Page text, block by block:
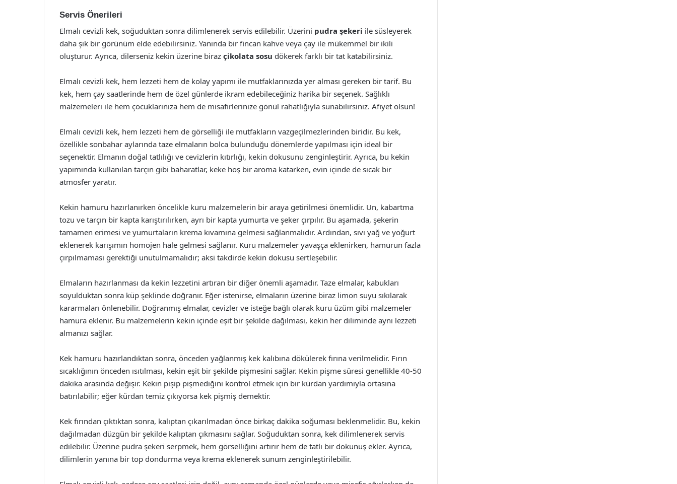
Servis Önerileri
Elmalı cevizli kek, soğuduktan sonra dilimlenerek servis edilebilir. Üzerini pudra şekeri ile süsleyerek
daha şık bir görünüm elde edebilirsiniz. Yanında bir fincan kahve veya çay ile mükemmel bir ikili
oluşturur. Ayrıca, dilerseniz kekin üzerine biraz çikolata sosu dökerek farklı bir tat katabilirsiniz.
Elmalı cevizli kek, hem lezzeti hem de kolay yapımı ile mutfaklarınızda yer alması gereken bir tarif. Bu
kek, hem çay saatlerinde hem de özel günlerde ikram edebileceğiniz harika bir seçenek. Sağlıklı
malzemeleri ile hem çocuklarınıza hem de misafirlerinize gönül rahatlığıyla sunabilirsiniz. Afiyet olsun!
Elmalı cevizli kek, hem lezzeti hem de görselliği ile mutfakların vazgeçilmezlerinden biridir. Bu kek,
özellikle sonbahar aylarında taze elmaların bolca bulunduğu dönemlerde yapılması için ideal bir
seçenektir. Elmanın doğal tatlılığı ve cevizlerin kıtırlığı, kekin dokusunu zenginleştirir. Ayrıca, bu kekin
yapımında kullanılan tarçın gibi baharatlar, keke hoş bir aroma katarken, evin içinde de sıcak bir
atmosfer yaratır.
Kekin hamuru hazırlanırken öncelikle kuru malzemelerin bir araya getirilmesi önemlidir. Un, kabartma
tozu ve tarçın bir kapta karıştırılırken, ayrı bir kapta yumurta ve şeker çırpılır. Bu aşamada, şekerin
tamamen erimesi ve yumurtaların krema kıvamına gelmesi sağlanmalıdır. Ardından, sıvı yağ ve yoğurt
eklenerek karışımın homojen hale gelmesi sağlanır. Kuru malzemeler yavaşça eklenirken, hamurun fazla
çırpılmaması gerektiği unutulmamalıdır; aksi takdirde kekin dokusu sertleşebilir.
Elmaların hazırlanması da kekin lezzetini artıran bir diğer önemli aşamadır. Taze elmalar, kabukları
soyulduktan sonra küp şeklinde doğranır. Eğer istenirse, elmaların üzerine biraz limon suyu sıkılarak
kararmaları önlenebilir. Doğranmış elmalar, cevizler ve isteğe bağlı olarak kuru üzüm gibi malzemeler
hamura eklenir. Bu malzemelerin kekin içinde eşit bir şekilde dağılması, kekin her diliminde aynı lezzeti
almanızı sağlar.
Kek hamuru hazırlandıktan sonra, önceden yağlanmış kek kalıbına dökülerek fırına verilmelidir. Fırın
sıcaklığının önceden ısıtılması, kekin eşit bir şekilde pişmesini sağlar. Kekin pişme süresi genellikle 40-50
dakika arasında değişir. Kekin pişip pişmediğini kontrol etmek için bir kürdan yardımıyla ortasına
batırılabilir; eğer kürdan temiz çıkıyorsa kek pişmiş demektir.
Kek fırından çıktıktan sonra, kalıptan çıkarılmadan önce birkaç dakika soğuması beklenmelidir. Bu, kekin
dağılmadan düzgün bir şekilde kalıptan çıkmasını sağlar. Soğuduktan sonra, kek dilimlenerek servis
edilebilir. Üzerine pudra şekeri serpmek, hem görselliğini artırır hem de tatlı bir dokunuş ekler. Ayrıca,
dilimlerin yanına bir top dondurma veya krema eklenerek sunum zenginleştirilebilir.